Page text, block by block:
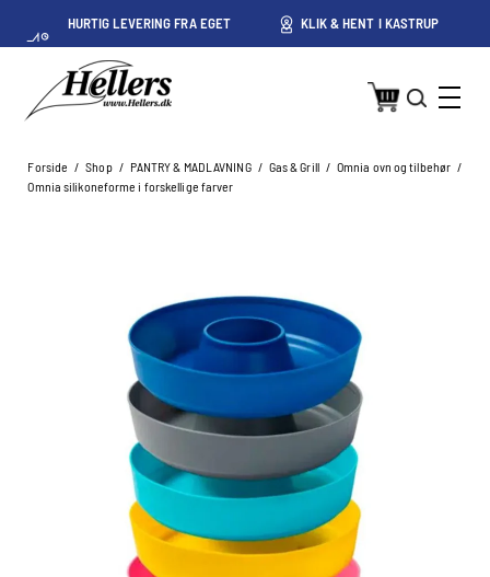
HURTIG LEVERING FRA EGET
LAGER I KASTRUP
KLIK & HENT I KASTRUP
Forside / Shop / PANTRY & MADLAVNING / Gas & Grill / Omnia ovn og tilbehør /
Omnia silikoneforme i forskellige farver